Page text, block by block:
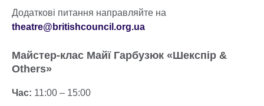
Додаткові питання направляйте на
theatre@britishcouncil.org.ua
Майстер-клас Майї Гарбузюк «Шекспір &
Others»
Час: 11:00 – 15:00